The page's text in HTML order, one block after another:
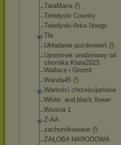
TaraMaria
Teledyski Country
Teledyski-Arka Noego
Tła
Układanie pozdrowień
Upominek urodzinowy od
chomika Klara2023
Wallace i Gromit
Wanda45
Wartości chrześcijańskie
White. and.black.flower
Wiosna 1
Z-AA
zachomikowane
ŻAŁOBA NARODOWA